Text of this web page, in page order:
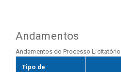
Andamentos
Andamentos do Processo Licitatório
Tipo de